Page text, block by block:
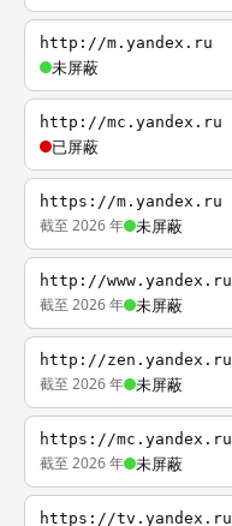
http://m.yandex.ru
未屏蔽
http://mc.yandex.ru
已屏蔽
https://m.yandex.ru
截至 2026 年 未屏蔽
http://www.yandex.ru
截至 2026 年 未屏蔽
http://zen.yandex.ru
截至 2026 年 未屏蔽
https://mc.yandex.ru
截至 2026 年 未屏蔽
https://tv.yandex.ru